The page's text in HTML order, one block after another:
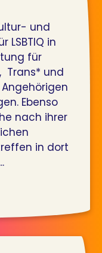
und
LSBTIQ in
für
Trans* und
Ebenso
nach ihrer
in dort